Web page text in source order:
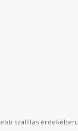
szállítás érdekében,